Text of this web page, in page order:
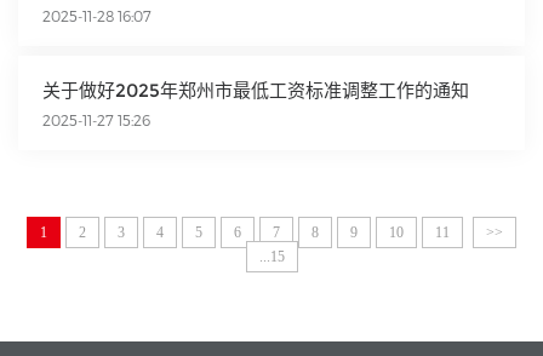
2025-11-28 16:07
关于做好2025年郑州市最低工资标准调整工作的通知
2025-11-27 15:26
1 2 3 4 5 6 7 8 9 10 11
>>
...15